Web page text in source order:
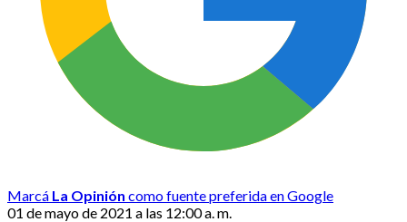
Marcá La Opinión como fuente preferida en Google
01 de mayo de 2021 a las 12:00 a. m.